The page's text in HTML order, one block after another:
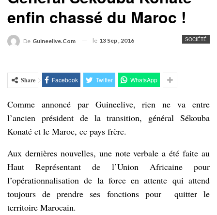
enfin chassé du Maroc !
SOCIÉTÉ
De Guineelive.com le 13 Sep , 2016
Share Facebook Twitter WhatsApp
Comme annoncé par Guineelive, rien ne va entre
l’ancien président de la transition, général Sékouba
Konaté et le Maroc, ce pays frère.
Aux dernières nouvelles, une note verbale a été faite au
Haut Représentant de l’Union Africaine pour
l’opérationnalisation de la force en attente qui attend
toujours de prendre ses fonctions pour quitter le
territoire Marocain.